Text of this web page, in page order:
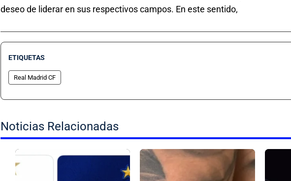
deseo de liderar en sus respectivos campos. En este sentido,
ETIQUETAS
Real Madrid CF
Noticias Relacionadas